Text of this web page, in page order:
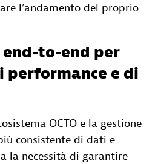
l’andamento del proprio
to-end per
e di
OCTO e la gestione
consistente di dati e
la necessità di garantire